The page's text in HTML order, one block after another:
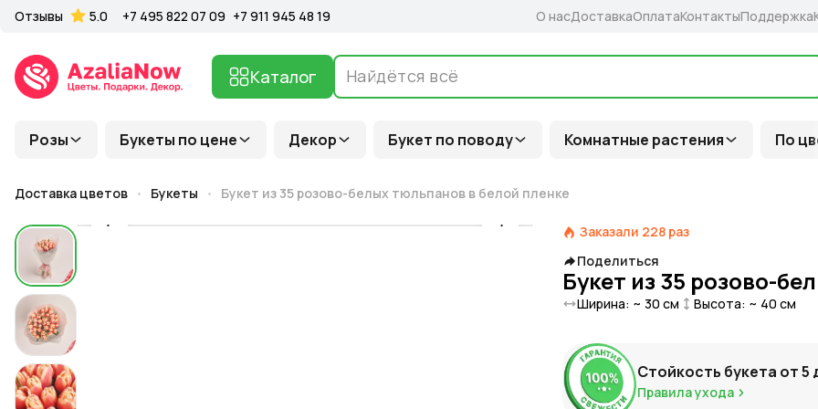
Розы Букеты по цене Декор Букет по поводу Комнатные растения По
Каталог
Отзывы 5.0 +7 495 822 07 09 +7 911 945 48 19 О насДоставкаОплатаКонтактыПоддержка
Доставка цветов Букеты Букет из 35 розово-белых тюльпанов в белой пленке
Заказали 228 раз
Поделиться
Букет из 35 розово-
Ширина: ~ 30 см Высота: ~ 40 см
Стойкость букета от5
Правила ухода